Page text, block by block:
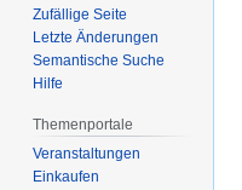
Zufällige Seite
Letzte Änderungen
Semantische Suche
Hilfe
Themenportale
Veranstaltungen
Einkaufen